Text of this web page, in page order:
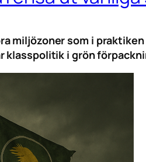
miljözoner som i
klasspolitik i grön